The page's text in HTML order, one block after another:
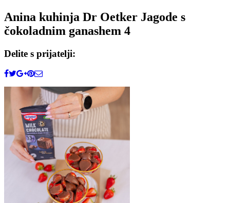
Anina kuhinja Dr Oetker Jagode s
čokoladnim ganashem 4
Delite s prijatelji: